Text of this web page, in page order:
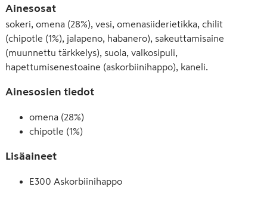
Ainesosat
sokeri, omena (28%), vesi, omenasiiderietikka, chilit
(chipotle (1%), jalapeno, habanero), sakeuttamisaine
(muunnettu tärkkelys), suola, valkosipuli,
hapettumisenestoaine (askorbiinihappo), kaneli.
Ainesosien tiedot
omena (28%)
chipotle (1%)
Lisäaineet
E300 Askorbiinihappo